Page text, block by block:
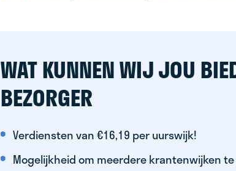
WAT KUNNEN WIJ JOU
BEZORGER
Verdiensten van €16,19 per uurswijk!
Mogelijkheid om meerdere krantenwijken